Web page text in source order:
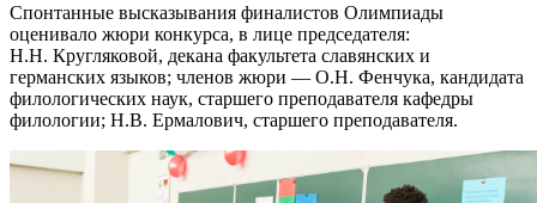
Спонтанные высказывания финалистов Олимпиады
оценивало жюри конкурса, в лице председателя:
Н.Н. Кругляковой, декана факультета славянских и
германских языков; членов жюри — О.Н. Фенчука, кандидата
филологических наук, старшего преподавателя кафедры
филологии; Н.В. Ермалович, старшего преподавателя.